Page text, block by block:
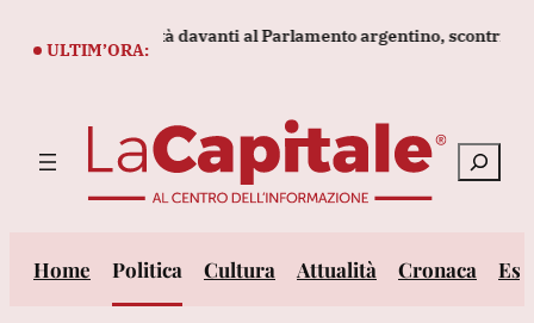
ULTIM’ORA:
sulla proprietà davanti al Parlamento argentino, scontri
Cerca
Home Politica Cultura Attualità Cronaca